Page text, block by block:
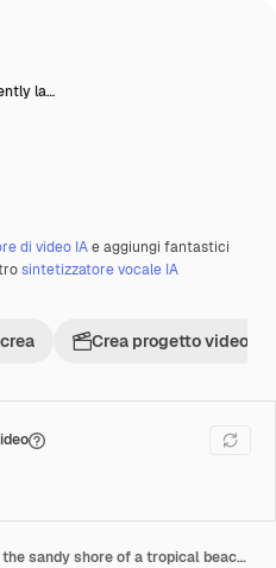
la…
di video IAe aggiungi fantastici
sintetizzatore vocale IA
Crea progetto video
Soft waves gently lapping the sandy shore of a tropical beach at sunset, with palm trees swaying in the warm breeze and a coconut resting on the sand, creating a serene and idyllic paradise scene